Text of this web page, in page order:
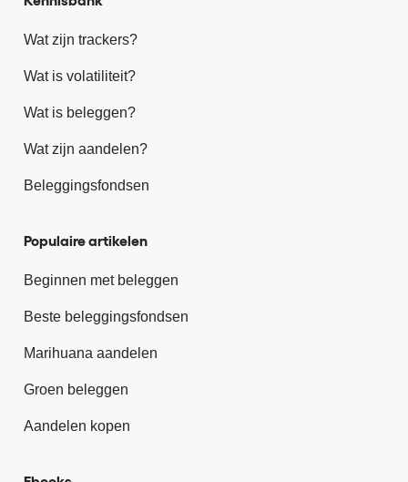
Wat zijn trackers?
Wat is volatiliteit?
Wat is beleggen?
Wat zijn aandelen?
Beleggingsfondsen
Populaire artikelen
Beginnen met beleggen
Beste beleggingsfondsen
Marihuana aandelen
Groen beleggen
Aandelen kopen